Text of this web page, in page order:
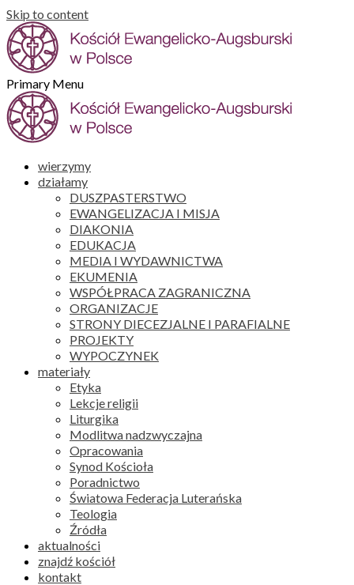
Skip to content
Primary Menu
wierzymy
działamy
DUSZPASTERSTWO
EWANGELIZACJA I MISJA
DIAKONIA
EDUKACJA
MEDIA I WYDAWNICTWA
EKUMENIA
WSPÓŁPRACA ZAGRANICZNA
ORGANIZACJE
STRONY DIECEZJALNE I PARAFIALNE
PROJEKTY
WYPOCZYNEK
materiały
Etyka
Lekcje religii
Liturgika
Modlitwa nadzwyczajna
Opracowania
Synod Kościoła
Poradnictwo
Światowa Federacja Luterańska
Teologia
Źródła
aktualności
znajdź kościół
kontakt